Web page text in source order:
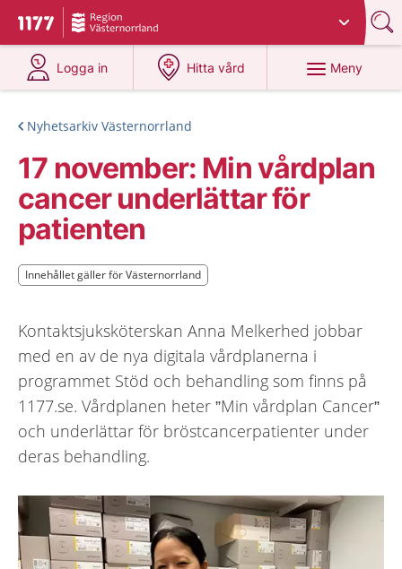
Till startsidan för 1177
Du har valt region
Logga in
på 1177.se
Hitta vård
på 1177.se
Meny
Nyhetsarkiv Västernorrland
17 november: Min vårdplan
cancer underlättar för
patienten
Innehållet gäller för Västernorrland
Innehållet gäller för Västernorrland
Kontaktsjuksköterskan Anna Melkerhed jobbar
med en av de nya digitala vårdplanerna i
programmet Stöd och behandling som finns på
1177.se. Vårdplanen heter ”Min vårdplan Cancer”
och underlättar för bröstcancerpatienter under
deras behandling.